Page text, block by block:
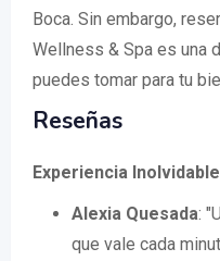
Boca. Sin embargo,
Wellness & Spa es una
puedes tomar para tu
Reseñas
Experiencia Inolvidable
Alexia Quesada:
que vale cada